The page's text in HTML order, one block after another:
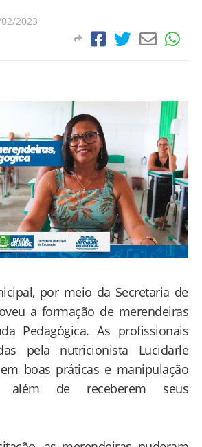
2023
por meio da Secretaria de
a formação de merendeiras
Pedagógica. As profissionais
pela nutricionista Lucidarle
boas práticas e manipulação
além de receberem seus